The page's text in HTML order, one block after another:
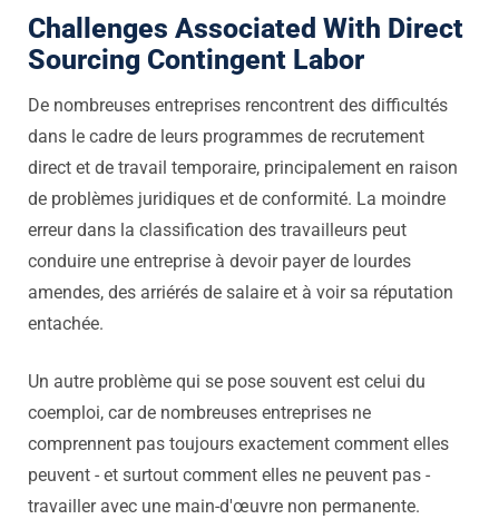
Challenges Associated With Direct
Sourcing Contingent Labor
De nombreuses entreprises rencontrent des difficultés
dans le cadre de leurs programmes de recrutement
direct et de travail temporaire, principalement en raison
de problèmes juridiques et de conformité. La moindre
erreur dans la classification des travailleurs peut
conduire une entreprise à devoir payer de lourdes
amendes, des arriérés de salaire et à voir sa réputation
entachée.
Un autre problème qui se pose souvent est celui du
coemploi, car de nombreuses entreprises ne
comprennent pas toujours exactement comment elles
peuvent - et surtout comment elles ne peuvent pas -
travailler avec une main-d'œuvre non permanente.